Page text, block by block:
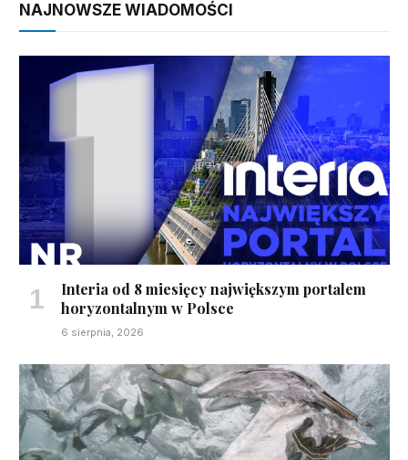
NAJNOWSZE WIADOMOŚCI
Interia od 8 miesięcy największym portalem
horyzontalnym w Polsce
6 sierpnia, 2026